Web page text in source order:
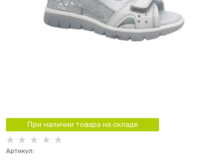
При наличии товара на складе
Артикул: